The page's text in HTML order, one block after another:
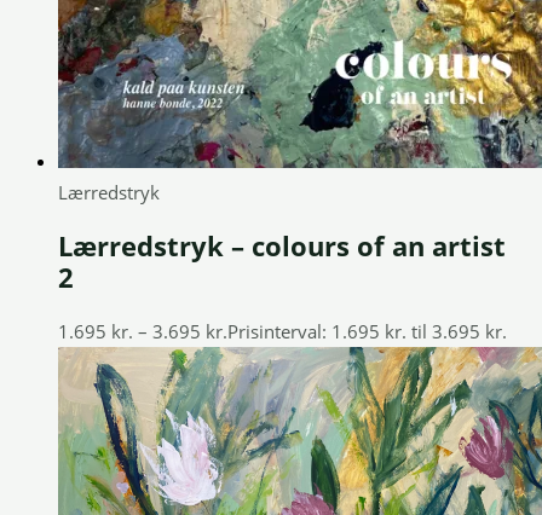
Lærredstryk
Lærredstryk – colours of an artist
2
1.695 kr. – 3.695 kr.Prisinterval: 1.695 kr. til 3.695 kr.